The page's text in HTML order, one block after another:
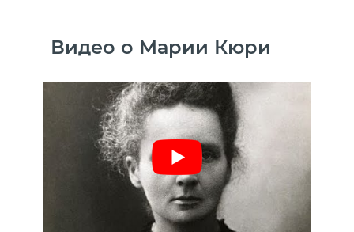
Видео о Марии Кюри